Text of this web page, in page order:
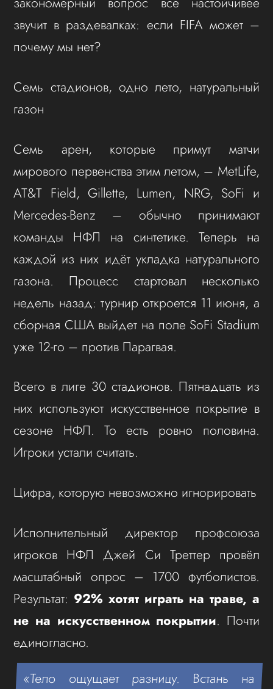
звучит в раздевалках: если FIFA может –
почему мы нет?
Семь стадионов, одно лето, натуральный
газон
Семь арен, которые примут матчи
мирового первенства этим летом, – MetLife,
AT&T Field, Gillette, Lumen, NRG, SoFi и
Mercedes-Benz – обычно принимают
команды НФЛ на синтетике. Теперь на
каждой из них идёт укладка натурального
газона. Процесс стартовал несколько
недель назад: турнир откроется 11 июня, а
сборная США выйдет на поле SoFi Stadium
уже 12-го – против Парагвая.
Всего в лиге 30 стадионов. Пятнадцать из
них используют искусственное покрытие в
сезоне НФЛ. То есть ровно половина.
Игроки устали считать.
Цифра, которую невозможно игнорировать
Исполнительный директор профсоюза
игроков НФЛ Джей Си Треттер провёл
масштабный опрос – 1700 футболистов.
Результат: 92% хотят играть на траве, а
не на искусственном покрытии. Почти
единогласно.
«Тело ощущает разницу. Встань на